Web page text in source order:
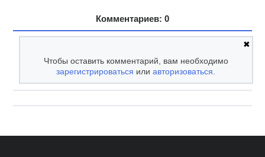
Комментариев: 0
✖
Чтобы оставить комментарий, вам необходимо
зарегистрироваться илиавторизоваться.